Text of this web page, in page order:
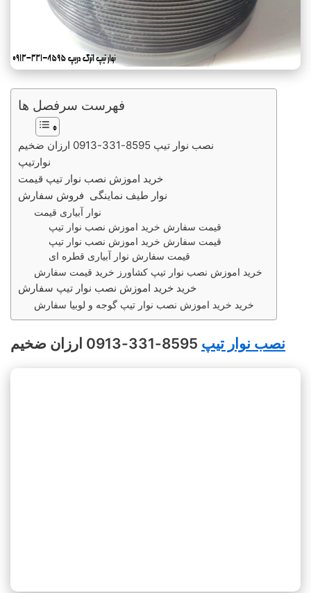
فهرست سرفصل ها
نصب نوار تیپ 8595-331-0913 ارزان ضخیم
نوارتیپ
خرید اموزش نصب نوار تیپ قیمت
نوار طیف نماینگی فروش سفارش
نوار آبیاری قیمت
قیمت سفارش خرید اموزش نصب نوار تیپ
قیمت سفارش خرید اموزش نصب نوار تیپ
قیمت سفارش نوار آبیاری قطره ای
خرید اموزش نصب نوار تیپ کشاورز خرید قیمت سفارش
خرید خرید اموزش نصب نوار تیپ سفارش
خرید خرید اموزش نصب نوار تیپ گوجه و لوبیا سفارش
نصب نوار تیپ